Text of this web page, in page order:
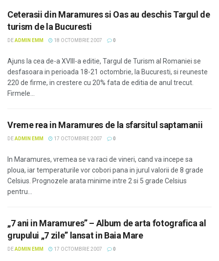
Ceterasii din Maramures si Oas au deschis Targul de
turism de la Bucuresti
DEADMIN EMM 18 OCTOMBRIE 2007 0
Ajuns la cea de-a XVIII-a editie, Targul de Turism al Romaniei se
desfasoara in perioada 18-21 octombrie, la Bucuresti, si reuneste
220 de firme, in crestere cu 20% fata de editia de anul trecut.
Firmele...
Vreme rea in Maramures de la sfarsitul saptamanii
DEADMIN EMM 17 OCTOMBRIE 2007 0
In Maramures, vremea se va raci de vineri, cand va incepe sa
ploua, iar temperaturile vor cobori pana in jurul valorii de 8 grade
Celsius. Prognozele arata minime intre 2 si 5 grade Celsius
pentru...
„7 ani in Maramures” – Album de arta fotografica al
grupului „7 zile” lansat in Baia Mare
DEADMIN EMM 17 OCTOMBRIE 2007 0